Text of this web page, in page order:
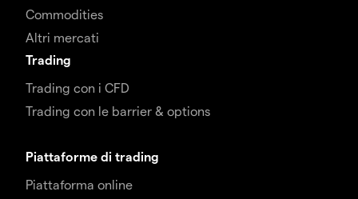
Commodities
Altri mercati
Trading
Trading con i CFD
Trading con le barrier & options
Piattaforme di trading
Piattaforma online